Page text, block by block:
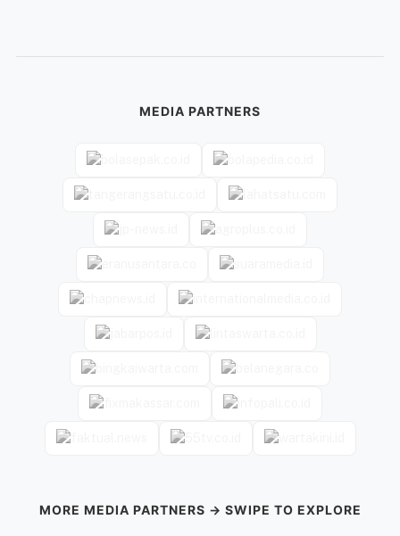
MEDIA PARTNERS
MORE MEDIA PARTNERS → SWIPE TO EXPLORE